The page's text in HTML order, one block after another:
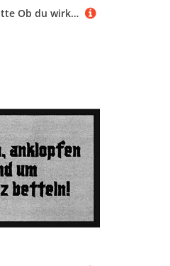
Close Up Fußmatte Ob du wirklich richtig stehst Fußmatte